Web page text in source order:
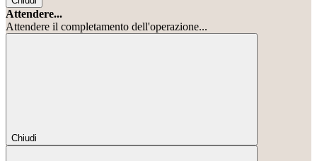
Attendere...
Attendere il completamento dell'operazione...
Chiudi